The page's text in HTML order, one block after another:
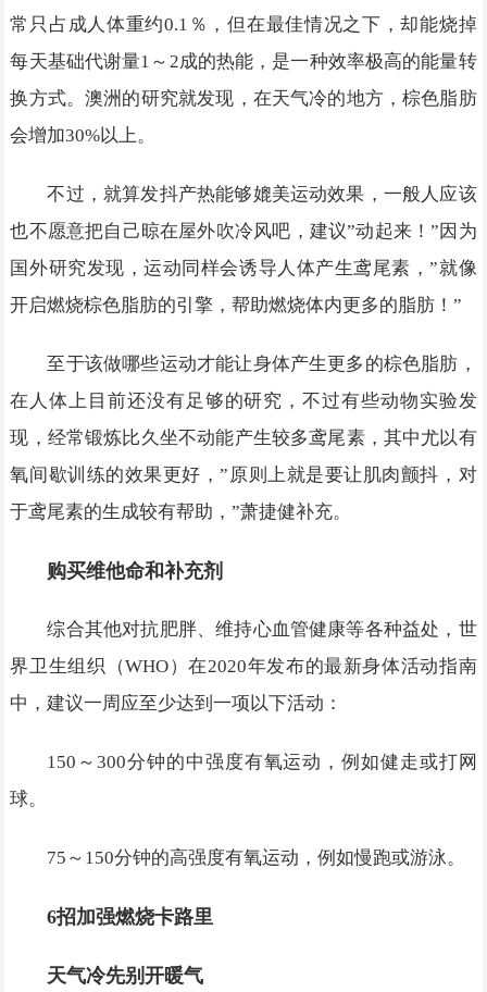
常只占成人体重约0.1％，但在最佳情况之下，却能烧掉
每天基础代谢量1～2成的热能，是一种效率极高的能量转
换方式。澳洲的研究就发现，在天气冷的地方，棕色脂肪
会增加30%以上。
不过，就算发抖产热能够媲美运动效果，一般人应该
也不愿意把自己晾在屋外吹冷风吧，建议”动起来！”因为
国外研究发现，运动同样会诱导人体产生鸢尾素，”就像
开启燃烧棕色脂肪的引擎，帮助燃烧体内更多的脂肪！”
至于该做哪些运动才能让身体产生更多的棕色脂肪，
在人体上目前还没有足够的研究，不过有些动物实验发
现，经常锻炼比久坐不动能产生较多鸢尾素，其中尤以有
氧间歇训练的效果更好，”原则上就是要让肌肉颤抖，对
于鸢尾素的生成较有帮助，”萧捷健补充。
购买维他命和补充剂
综合其他对抗肥胖、维持心血管健康等各种益处，世
界卫生组织（WHO）在2020年发布的最新身体活动指南
中，建议一周应至少达到一项以下活动：
150～300分钟的中强度有氧运动，例如健走或打网
球。
75～150分钟的高强度有氧运动，例如慢跑或游泳。
6招加强燃烧卡路里
天气冷先别开暖气